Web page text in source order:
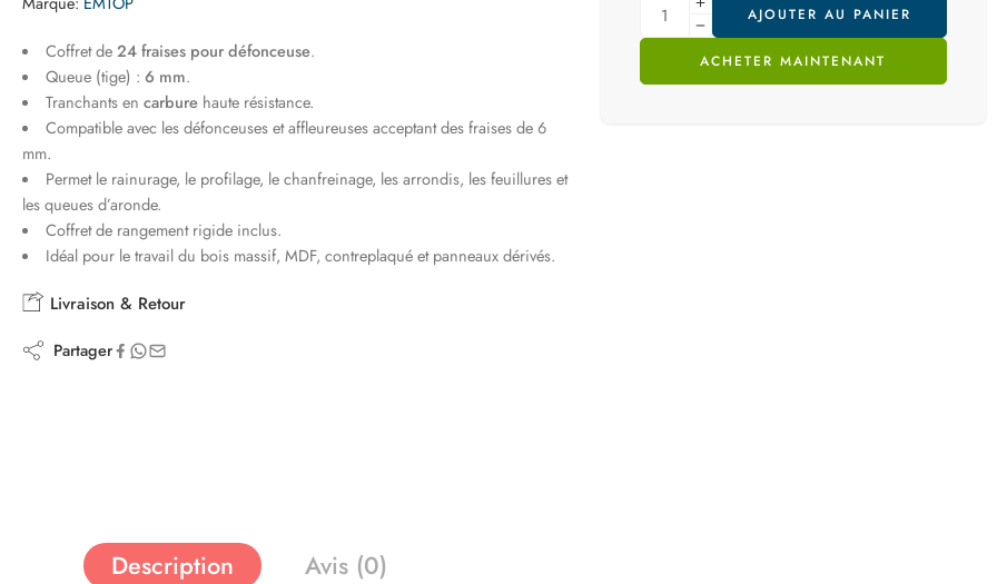
Coffret de24 fraises pour défonceuse.
Queue (tige) : 6 mm.
Tranchants en carburehaute résistance.
Compatible avec les défonceuses et affleureuses acceptant des fraises de 6
mm.
Permet le rainurage, le profilage, le chanfreinage, les arrondis, les feuillures et
les queues d’aronde.
Coffret de rangement rigide inclus.
Idéal pour le travail du bois massif, MDF, contreplaqué et panneaux dérivés.
Livraison & Retour
Partager
AJOUTER AU PANIER
ACHETER MAINTENANT
Description Avis (0)